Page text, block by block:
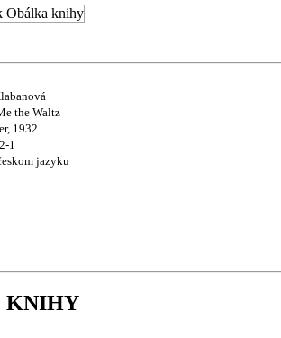
the Waltz
1932
1
jazyku
KNIHY